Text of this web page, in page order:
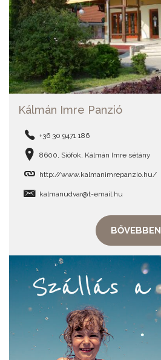
Kálmán Imre Panzió
+36 30 9471 186
8600, Siófok, Kálmán Imre sétány
http://www.kalmanimrepanzio.hu/
kalmanudvar@t-email.hu
BŐVEBBEN